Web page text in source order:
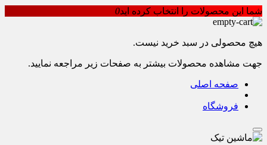
شما این محصولات را انتخاب کرده اید0
هیچ محصولی در سبد خرید نیست.
جهت مشاهده محصولات بیشتر به صفحات زیر مراجعه نمایید.
صفحه اصلی
فروشگاه